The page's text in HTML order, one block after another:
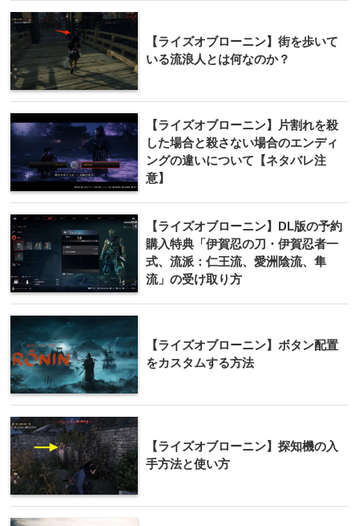
【ライズオブローニン】街を歩いて
いる流浪人とは何なのか？
【ライズオブローニン】片割れを殺
した場合と殺さない場合のエンディ
ングの違いについて【ネタバレ注
意】
【ライズオブローニン】DL版の予約
購入特典「伊賀忍の刀・伊賀忍者一
式、流派：仁王流、愛洲陰流、隼
流」の受け取り方
【ライズオブローニン】ボタン配置
をカスタムする方法
【ライズオブローニン】探知機の入
手方法と使い方